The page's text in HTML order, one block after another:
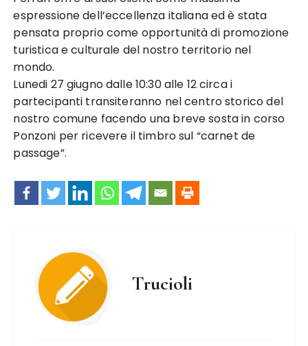
espressione dell’eccellenza italiana ed è stata
pensata proprio come opportunità di promozione
turistica e culturale del nostro territorio nel
mondo.
Lunedi 27 giugno dalle 10:30 alle 12 circa i
partecipanti transiteranno nel centro storico del
nostro comune facendo una breve sosta in corso
Ponzoni per ricevere il timbro sul “carnet de
passage”.
Trucioli